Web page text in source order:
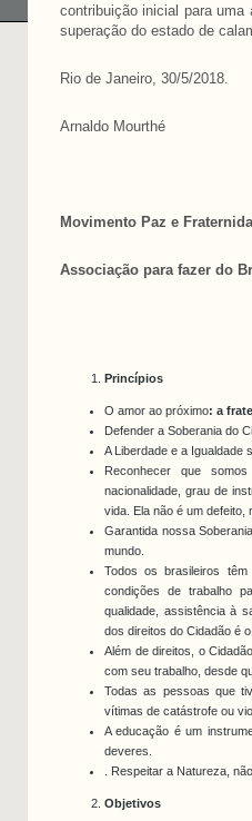
contribuição inicial para
superação do estado de
Rio de Janeiro, 30/5/2018.
Arnaldo Mourthé
Movimento Paz e
Associação para fazer do
Princípios
O amor ao próximo: a
Defender a Soberania do
A Liberdade e a Igualdade
Reconhecer que
nacionalidade, grau de
vida. Ela não é um defeito,
Garantida nossa
mundo.
Todos os brasileiros
condições de trabalho
qualidade, assistência à
dos direitos do Cidadão é o
Além de direitos, o
com seu trabalho, desde
Todas as pessoas que
vítimas de catástrofe ou
A educação é um
deveres.
. Respeitar a Natureza,
Objetivos